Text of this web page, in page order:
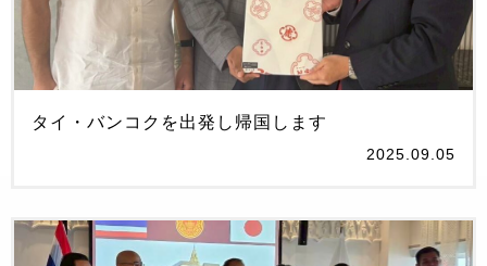
タイ・バンコクを出発し帰国します
2025.09.05